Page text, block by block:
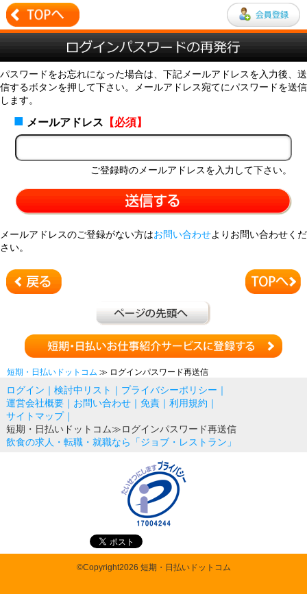
パスワードをお忘れになった場合は、下記メールアドレスを入力後、送
信するボタンを押して下さい。メールアドレス宛てにパスワードを送信
します。
■ メールアドレス 【必須】
ご登録時のメールアドレスを入力して下さい。
メールアドレスのご登録がない方はお問い合わせよりお問い合わせくだ
さい。
短期・日払いドットコム ≫ ログインパスワード再送信
ログイン ｜ 検討中リスト ｜ プライバシーポリシー ｜
運営会社概要｜ お問い合わせ｜ 免責｜ 利用規約 ｜
サイトマップ｜
短期・日払いドットコム≫ログインパスワード再送信
飲食の求人・転職・就職なら「ジョブ・レストラン」
©Copyright2026 短期・日払いドットコム